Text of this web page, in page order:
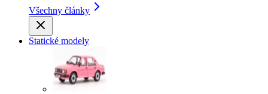
Všechny články
Statické modely